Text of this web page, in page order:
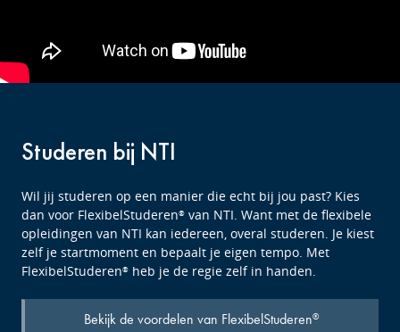
Studeren bij NTI
Wil jij studeren op een manier die echt bij jou past? Kies
dan voor FlexibelStuderen® van NTI. Want met de flexibele
opleidingen van NTI kan iedereen, overal studeren. Je kiest
zelf je startmoment en bepaalt je eigen tempo. Met
FlexibelStuderen® heb je de regie zelf in handen.
Bekijk de voordelen van FlexibelStuderen®